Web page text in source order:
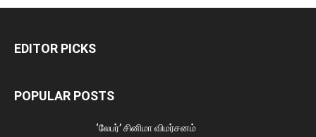
EDITOR PICKS
POPULAR POSTS
‘லேபர்’ சினிமா விமர்சனம்